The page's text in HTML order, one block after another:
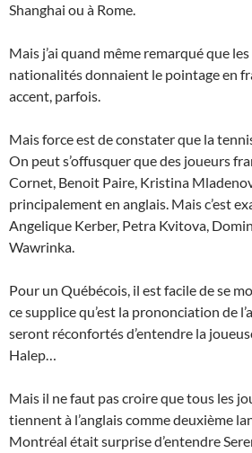
Shanghai ou à Rome.
Mais j’ai quand même remarqué que
nationalités donnaient le pointage en
accent, parfois.
Mais force est de constater que la
On peut s’offusquer que des joueurs
Cornet, Benoit Paire, Kristina
principalement en anglais. Mais c’est
Angelique Kerber, Petra Kvitova,
Wawrinka.
Pour un Québécois, il est facile de se
ce supplice qu’est la prononciation de
seront réconfortés d’entendre la
Halep…
Mais il ne faut pas croire que tous les
tiennent à l’anglais comme deuxième
Montréal était surprise d’entendre